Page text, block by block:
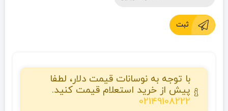
ثبت
با توجه به نوسانات قیمت دلار، لطفا
پیش از خرید استعلام قیمت کنید.
02149108222